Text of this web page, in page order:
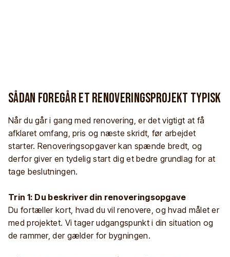
Sådan foregår et renoveringsprojekt typisk
Når du går i gang med renovering, er det vigtigt at få
afklaret omfang, pris og næste skridt, før arbejdet
starter. Renoveringsopgaver kan spænde bredt, og
derfor giver en tydelig start dig et bedre grundlag for at
tage beslutningen.
Trin 1: Du beskriver din renoveringsopgave
Du fortæller kort, hvad du vil renovere, og hvad målet er
med projektet. Vi tager udgangspunkt i din situation og
de rammer, der gælder for bygningen.